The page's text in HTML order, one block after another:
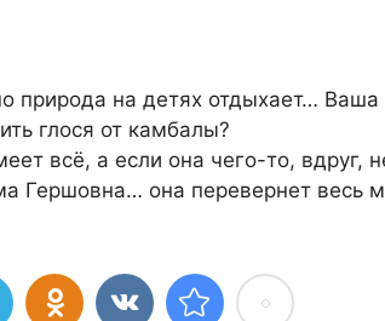
природа на детях отдыхает…
глося от камбалы?
всё, а если она чего-то, вдруг,
Гершовна… она перевернет весь